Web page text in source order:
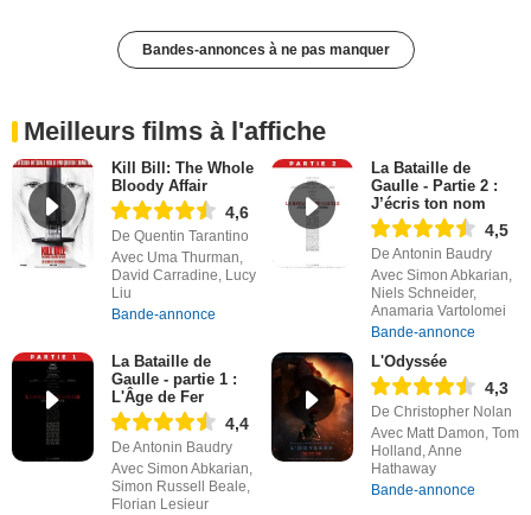
Bandes-annonces à ne pas manquer
Meilleurs films à l'affiche
Kill Bill: The Whole
Bloody Affair
4,6
De Quentin Tarantino
Avec Uma Thurman,
David Carradine, Lucy
Liu
Bande-annonce
La Bataille de
Gaulle - Partie 2 :
J’écris ton nom
4,5
De Antonin Baudry
Avec Simon Abkarian,
Niels Schneider,
Anamaria Vartolomei
Bande-annonce
La Bataille de
Gaulle - partie 1 :
L'Âge de Fer
4,4
De Antonin Baudry
Avec Simon Abkarian,
Simon Russell Beale,
Florian Lesieur
L'Odyssée
4,3
De Christopher Nolan
Avec Matt Damon, Tom
Holland, Anne
Hathaway
Bande-annonce